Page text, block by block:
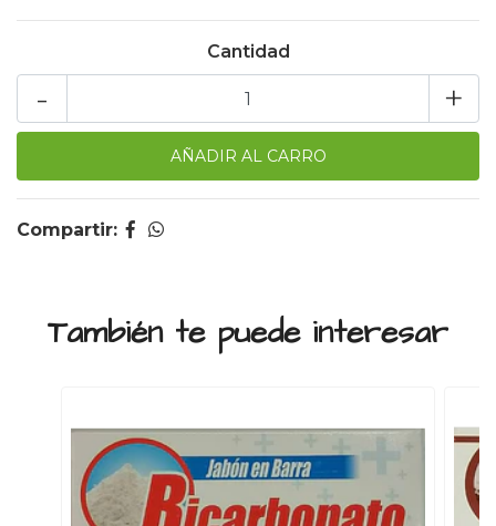
Cantidad
+
-
Compartir:
También te puede interesar